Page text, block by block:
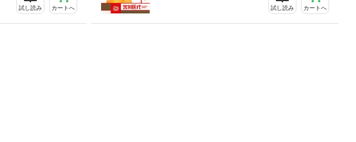
試し読み カートへ 試し読み カートへ